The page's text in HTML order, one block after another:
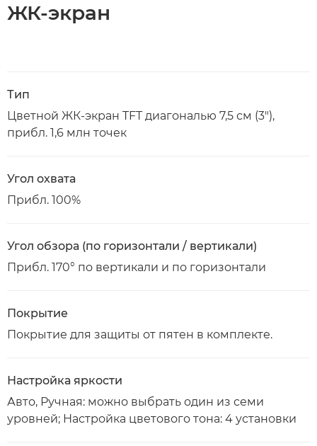
ЖК-экран
Тип
Цветной ЖК-экран TFT диагональю 7,5 см (3"),
прибл. 1,6 млн точек
Угол охвата
Прибл. 100%
Угол обзора (по горизонтали / вертикали)
Прибл. 170° по вертикали и по горизонтали
Покрытие
Покрытие для защиты от пятен в комплекте.
Настройка яркости
Авто, Ручная: можно выбрать один из семи
уровней; Настройка цветового тона: 4 установки